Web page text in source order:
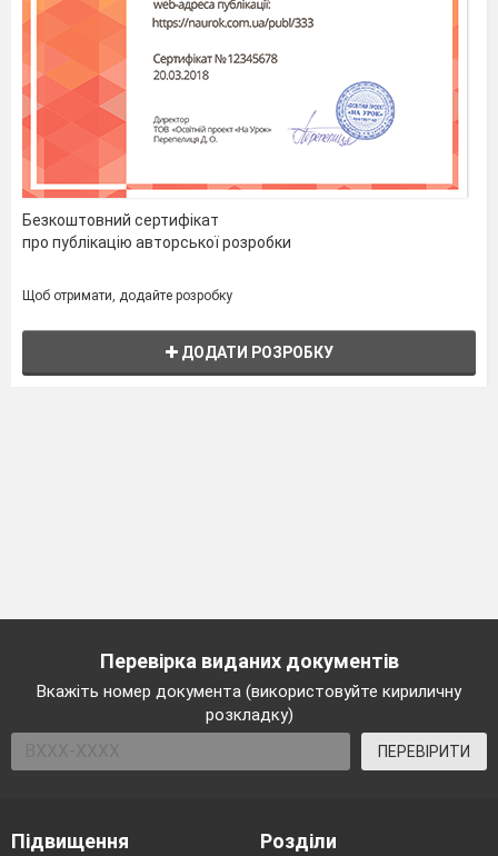
Безкоштовний сертифікат
про публікацію авторської розробки
Щоб отримати, додайте розробку
ДОДАТИ РОЗРОБКУ
Перевірка виданих документів
Вкажіть номер документа (використовуйте кириличну
розкладку)
ПЕРЕВІРИТИ
Підвищення
Розділи